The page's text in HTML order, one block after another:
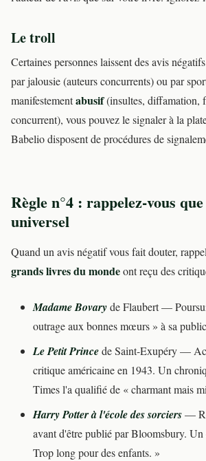
Le troll
Certaines personnes laissent des avis
par jalousie (auteurs concurrents) ou par
manifestementabusif(insultes, diffamation,
concurrent), vous pouvez le signaler à la
Babelio disposent de procédures de
Règle n°4 : rappelez-vous
universel
Quand un avis négatif vous fait douter,
grands livres du mondeont reçu des
Madame Bovaryde Flaubert —
outrage aux bonnes mœurs » à sa
Le Petit Princede Saint-Exupéry —
critique américaine en 1943. Un
Times l'a qualifié de « charmant mais
Harry Potter à l'école des sorciers—
avant d'être publié par Bloomsbury.
Trop long pour des enfants. »